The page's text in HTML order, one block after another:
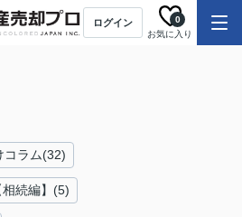
ログイン
お気に入り
0
コラム(32)
続編】(5)